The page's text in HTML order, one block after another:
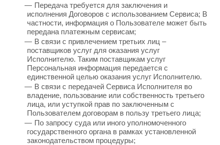
Передача требуется для заключения и
исполнения Договоров с использованием Сервиса; В
частности, информация о Пользователе может быть
передана платежным сервисам;
В связи с привлечением третьих лиц –
поставщиков услуг для оказания услуг
Исполнителю. Таким поставщикам услуг
Персональная информация передается с
единственной целью оказания услуг Исполнителю.
В связи с передачей Сервиса Исполнителя во
владение, пользование или собственность третьего
лица, или уступкой прав по заключенным с
Пользователем договорам в пользу третьего лица;
По запросу суда или иного уполномоченного
государственного органа в рамках установленной
законодательством процедуры;